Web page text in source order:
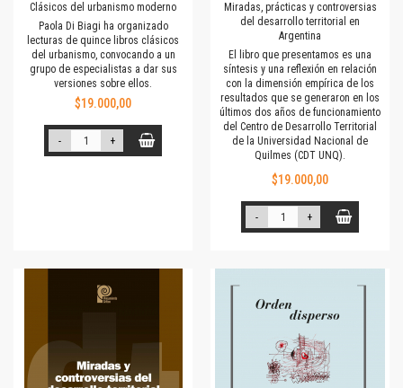
Clásicos del urbanismo moderno
Paola Di Biagi ha organizado
lecturas de quince libros clásicos
del urbanismo, convocando a un
grupo de especialistas a dar sus
versiones sobre ellos.
$19.000,00
- +
Miradas, prácticas y controversias
del desarrollo territorial en
Argentina
El libro que presentamos es una
síntesis y una reflexión en relación
con la dimensión empírica de los
resultados que se generaron en los
últimos dos años de funcionamiento
del Centro de Desarrollo Territorial
de la Universidad Nacional de
Quilmes (CDT UNQ).
$19.000,00
- +